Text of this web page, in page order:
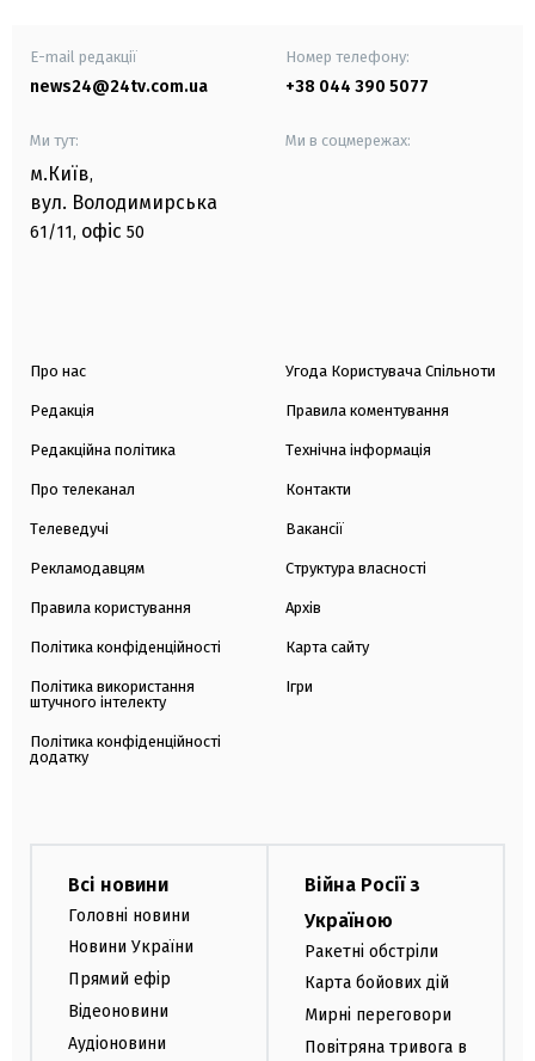
E-mail редакції
news24@24tv.com.ua
Номер телефону:
+38 044 390 5077
Ми тут:
м.Київ,
вул. Володимирська
61/11, офіс 50
Ми в соцмережах:
Про нас
Редакція
Редакційна політика
Про телеканал
Телеведучі
Рекламодавцям
Правила користування
Політика конфіденційності
Політика використання
штучного інтелекту
Політика конфіденційності
додатку
Угода Користувача Спільноти
Правила коментування
Технічна інформація
Контакти
Вакансії
Структура власності
Архів
Карта сайту
Ігри
Всі новини
Головні новини
Новини України
Прямий ефір
Відеоновини
Аудіоновини
Війна Росії з
Україною
Ракетні обстріли
Карта бойових дій
Мирні переговори
Повітряна тривога в